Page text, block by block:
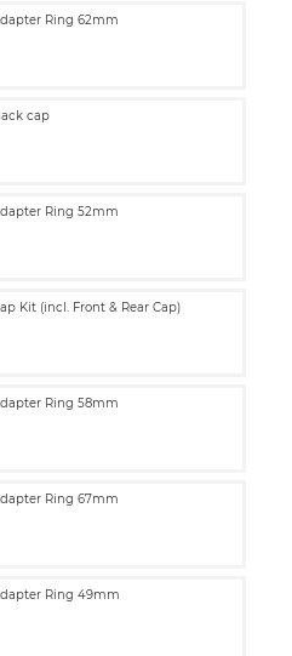
Ring 62mm
cap
Ring 52mm
Kit (incl. Front & Rear Cap)
Ring 58mm
Ring 67mm
Ring 49mm